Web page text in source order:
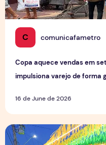
C comunicafametro
Copa aquece vendas em
impulsiona varejo de forma
16 de June de 2026
Tradição das Ruas da